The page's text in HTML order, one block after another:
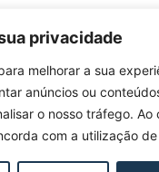
privacidade
melhorar a sua
anúncios ou
o nosso tráfego. Ao
com a utilização